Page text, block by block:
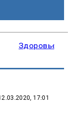
Здоровье
17:01